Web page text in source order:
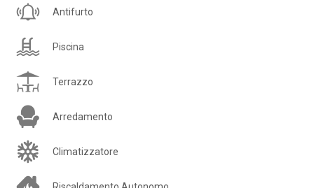
Antifurto
Piscina
Terrazzo
Arredamento
Climatizzatore